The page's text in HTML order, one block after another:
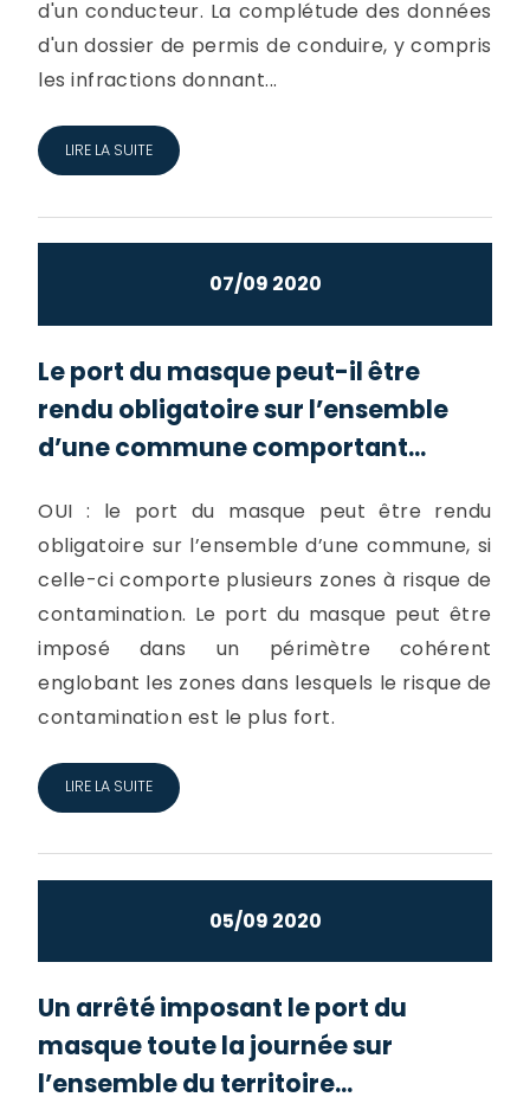
d'un conducteur. La complétude des données
d'un dossier de permis de conduire, y compris
les infractions donnant...
LIRE LA SUITE
07/09 2020
Le port du masque peut-il être
rendu obligatoire sur l’ensemble
d’une commune comportant...
OUI : le port du masque peut être rendu
obligatoire sur l’ensemble d’une commune, si
celle-ci comporte plusieurs zones à risque de
contamination. Le port du masque peut être
imposé dans un périmètre cohérent
englobant les zones dans lesquels le risque de
contamination est le plus fort.
LIRE LA SUITE
05/09 2020
Un arrêté imposant le port du
masque toute la journée sur
l’ensemble du territoire...